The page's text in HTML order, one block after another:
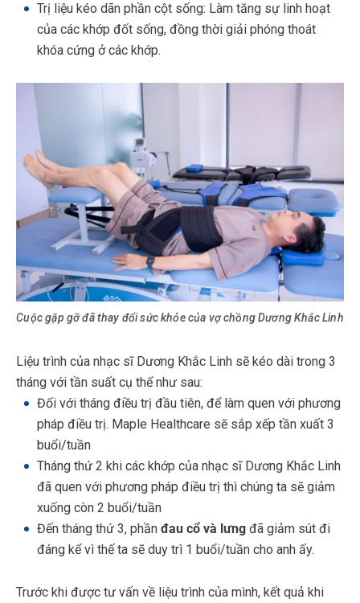
Trị liệu kéo dãn phần cột sống: Làm tăng sự linh hoạt
của các khớp đốt sống, đồng thời giải phóng thoát
khóa cứng ở các khớp.
Cuộc gặp gỡ đã thay đổi sức khỏe của vợ chồng Dương Khắc Linh
Liệu trình của nhạc sĩ Dương Khắc Linh sẽ kéo dài trong 3
tháng với tần suất cụ thể như sau:
Đối với tháng điều trị đầu tiên, để làm quen với phương
pháp điều trị. Maple Healthcare sẽ sắp xếp tần xuất 3
buổi/tuần
Tháng thứ 2 khi các khớp của nhạc sĩ Dương Khắc Linh
đã quen với phương pháp điều trị thì chúng ta sẽ giảm
xuống còn 2 buổi/tuần
Đến tháng thứ 3, phần đau cổ và lưng đã giảm sút đi
đáng kể vì thế ta sẽ duy trì 1 buổi/tuần cho anh ấy.
Trước khi được tư vấn về liệu trình của mình, kết quả khi